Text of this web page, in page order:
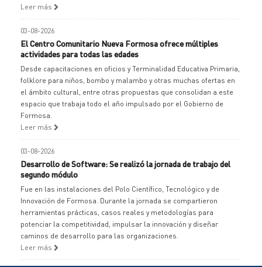
Leer más
03-08-2026
El Centro Comunitario Nueva Formosa ofrece múltiples
actividades para todas las edades
Desde capacitaciones en oficios y Terminalidad Educativa Primaria,
folklore para niños, bombo y malambo y otras muchas ofertas en
el ámbito cultural, entre otras propuestas que consolidan a este
espacio que trabaja todo el año impulsado por el Gobierno de
Formosa.
Leer más
03-08-2026
Desarrollo de Software: Se realizó la jornada de trabajo del
segundo módulo
Fue en las instalaciones del Polo Científico, Tecnológico y de
Innovación de Formosa. Durante la jornada se compartieron
herramientas prácticas, casos reales y metodologías para
potenciar la competitividad, impulsar la innovación y diseñar
caminos de desarrollo para las organizaciones.
Leer más